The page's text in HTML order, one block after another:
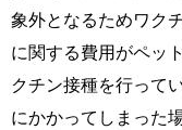
象外となるためワク
に関する費用がペッ
クチン接種を行って
にかかってしまった